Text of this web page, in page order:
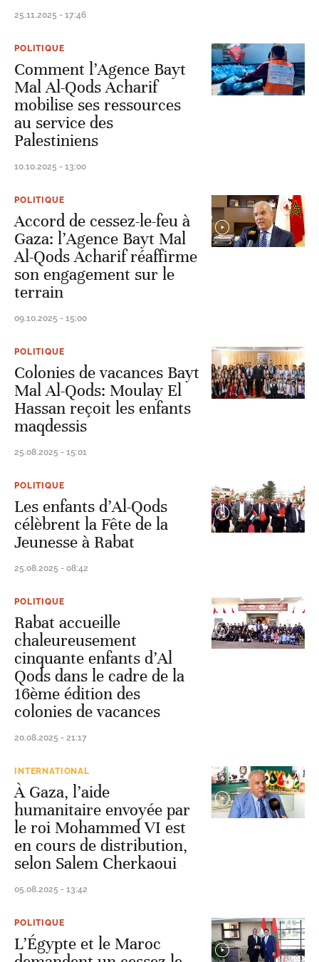
25.11.2025 - 17:46
POLITIQUE
Comment l’Agence Bayt
Mal Al-Qods Acharif
mobilise ses ressources
au service des
Palestiniens
10.10.2025 - 13:00
POLITIQUE
Accord de cessez-le-feu à
Gaza: l’Agence Bayt Mal
Al-Qods Acharif réaffirme
son engagement sur le
terrain
09.10.2025 - 15:00
POLITIQUE
Colonies de vacances Bayt
Mal Al-Qods: Moulay El
Hassan reçoit les enfants
maqdessis
25.08.2025 - 15:01
POLITIQUE
Les enfants d’Al-Qods
célèbrent la Fête de la
Jeunesse à Rabat
25.08.2025 - 08:42
POLITIQUE
Rabat accueille
chaleureusement
cinquante enfants d’Al
Qods dans le cadre de la
16ème édition des
colonies de vacances
20.08.2025 - 21:17
INTERNATIONAL
À Gaza, l’aide
humanitaire envoyée par
le roi Mohammed VI est
en cours de distribution,
selon Salem Cherkaoui
05.08.2025 - 13:42
POLITIQUE
L’Égypte et le Maroc